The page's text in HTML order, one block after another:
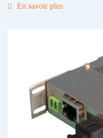
En savoir plus